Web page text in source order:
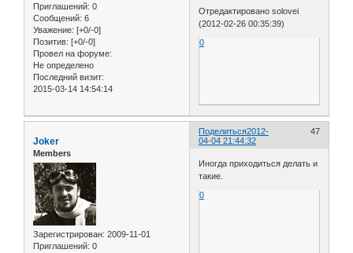
Приглашений: 0
Сообщений: 6
Уважение: [+0/-0]
Позитив: [+0/-0]
Провел на форуме:
Не определено
Последний визит:
2015-03-14 14:54:14
Отредактировано solovei
(2012-02-26 00:35:39)
0
Поделиться 47
2012-
04-04 21:44:32
Joker
Members
Зарегистрирован: 2009-11-01
Приглашений: 0
Иногда приходиться делать и
такие.
0